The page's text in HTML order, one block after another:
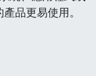
品更易使用。